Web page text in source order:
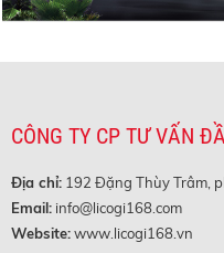
CÔNG TY CP TƯ VẤN
Địa chỉ: 192 Đặng Thùy Trâm,
Email: info@licogi168.com
Website:www.licogi168.vn